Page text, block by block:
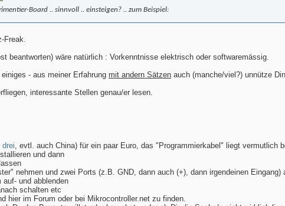
Board .. sinnvoll .. einsteigen? .. zum Beispiel:
beantworten) wäre natürlich : Vorkenntnisse elektrisch oder softwaremässig.
- aus meiner Erfahrung mit andern Sätzen auch (manche/viel?) unnütze
interessante Stellen genau/er lesen.
, evtl. auch China) für ein paar Euro, das "Programmierkabel" liegt
und dann
nehmen und zwei Ports (z.B. GND, dann auch (+), dann irgendeinen Eingang)
auf- und abblenden
schalten etc
hier im Forum oder bei Mikrocontroller.net zu finden.